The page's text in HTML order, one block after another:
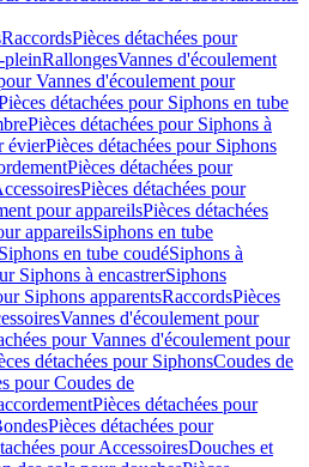
RaccordsPièces détachées pour
pleinRallongesVannes d'écoulement
Vannes d'écoulement pour
détachées pour Siphons en tube
Pièces détachées pour Siphons à
évierPièces détachées pour Siphons
Pièces détachées pour
Pièces détachées pour
pour appareilsPièces détachées
appareilsSiphons en tube
en tube coudéSiphons à
Siphons à encastrerSiphons
Siphons apparentsRaccordsPièces
Vannes d'écoulement pour
pour Vannes d'écoulement pour
détachées pour SiphonsCoudes de
pour Coudes de
Pièces détachées pour
Pièces détachées pour
pour AccessoiresDouches et